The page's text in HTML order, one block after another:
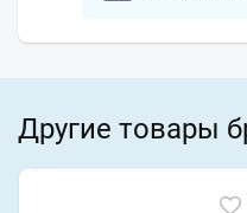
Другие товары